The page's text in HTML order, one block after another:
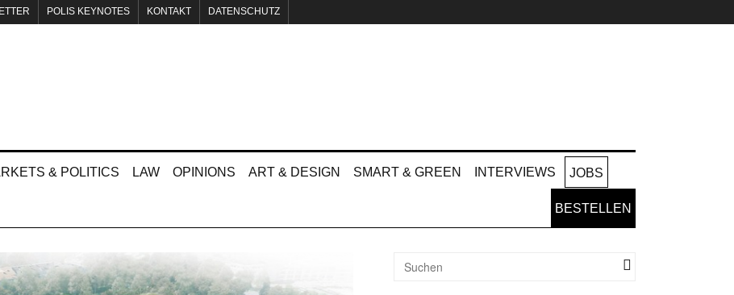
POLIS KEYNOTES KONTAKT DATENSCHUTZ
& POLITICS LAW OPINIONS ART & DESIGN SMART & GREEN INTERVIEWS JOBS
BESTELLEN